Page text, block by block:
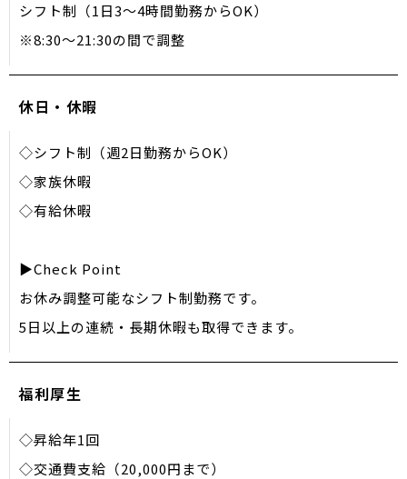
シフト制（1日3～4時間勤務からOK）
※8:30〜21:30の間で調整
休日・休暇
◇シフト制（週2日勤務からOK）
◇家族休暇
◇有給休暇
▶Check Point
お休み調整可能なシフト制勤務です。
5日以上の連続・長期休暇も取得できます。
福利厚生
◇昇給年1回
◇交通費支給（20,000円まで）